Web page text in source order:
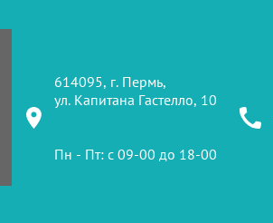
614095, г. Пермь,
ул. Капитана Гастелло, 10
Пн - Пт: с 09-00 до 18-00